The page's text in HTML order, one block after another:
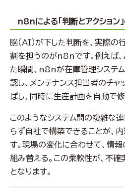
n8nによる「判断とアクション
脳（AI）が下した判断を、実際の
割を担うのがn8nです。例えば
た瞬間、n8nが在庫管理システ
認し、メンテナンス担当者のチ
ばし、同時に生産計画を自動で修
このようなシステム間の複雑な
らず自社で構築できることが、
す。現場の変化に合わせて、情
組み替える。この柔軟性が、不
となります。